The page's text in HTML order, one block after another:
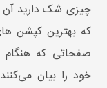
چیزی شک دارید آن
که بهترین کپشن
صفحاتی که هنگام
خود را بیان